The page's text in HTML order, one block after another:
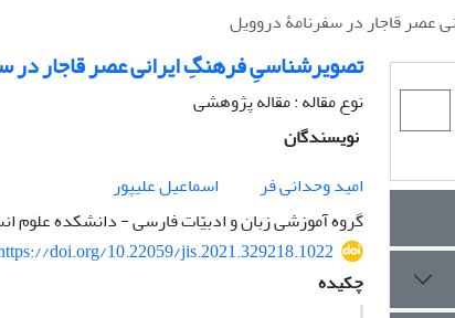
عصر قاجار در سفرنامۀ دروویل
تصویرشناسیِ فرهنگِ ایرانی عصر قاجار در
نوع مقاله : مقاله پژوهشی
نویسندگان
امید وحدانی فر
اسماعیل علیپور
گروه آموزشی زبان و ادبیّات فارسی - دانشکده علوم
doi.org/10.22059/jis.2021.329218.1022
چکیده